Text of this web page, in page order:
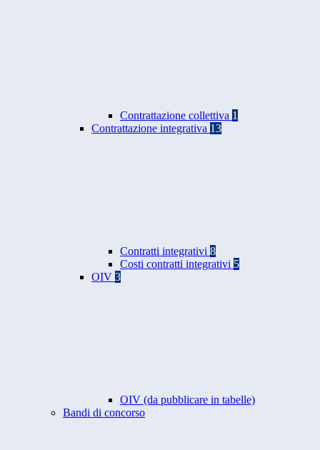
Contrattazione collettiva 1
Contrattazione integrativa 13
Contratti integrativi 8
Costi contratti integrativi 5
OIV 3
OIV (da pubblicare in tabelle)
Bandi di concorso